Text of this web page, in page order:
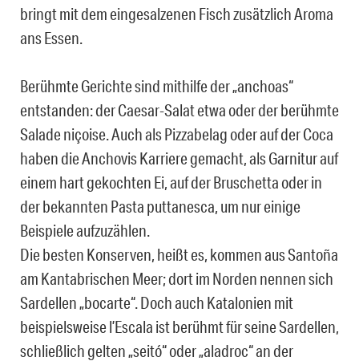
bringt mit dem eingesalzenen Fisch zusätzlich Aroma
ans Essen.
Berühmte Gerichte sind mithilfe der „anchoas“
entstanden: der Caesar-Salat etwa oder der berühmte
Salade niçoise. Auch als Pizzabelag oder auf der Coca
haben die Anchovis Karriere gemacht, als Garnitur auf
einem hart gekochten Ei, auf der Bruschetta oder in
der bekannten Pasta puttanesca, um nur einige
Beispiele aufzuzählen.
Die besten Konserven, heißt es, kommen aus Santoña
am Kantabrischen Meer; dort im Norden nennen sich
Sardellen „bocarte“. Doch auch Katalonien mit
beispielsweise l’Escala ist berühmt für seine Sardellen,
schließlich gelten „seitó“ oder „aladroc“ an der